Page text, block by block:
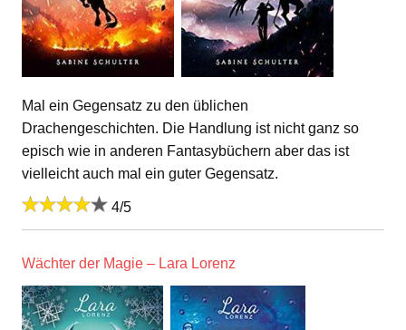
Mal ein Gegensatz zu den üblichen
Drachengeschichten. Die Handlung ist nicht ganz so
episch wie in anderen Fantasybüchern aber das ist
vielleicht auch mal ein guter Gegensatz.
4/5
Wächter der Magie – Lara Lorenz